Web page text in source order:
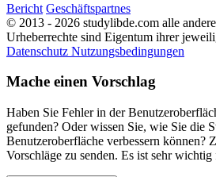
Bericht Geschäftspartnes
© 2013 - 2026 studylibde.com alle
Urheberrechte sind Eigentum ihrer
Datenschutz Nutzungsbedingungen
Mache einen Vorschlag
Haben Sie Fehler in der
gefunden? Oder wissen Sie, wie Sie die
Benutzeroberfläche verbessern können?
Vorschläge zu senden. Es ist sehr wichtig